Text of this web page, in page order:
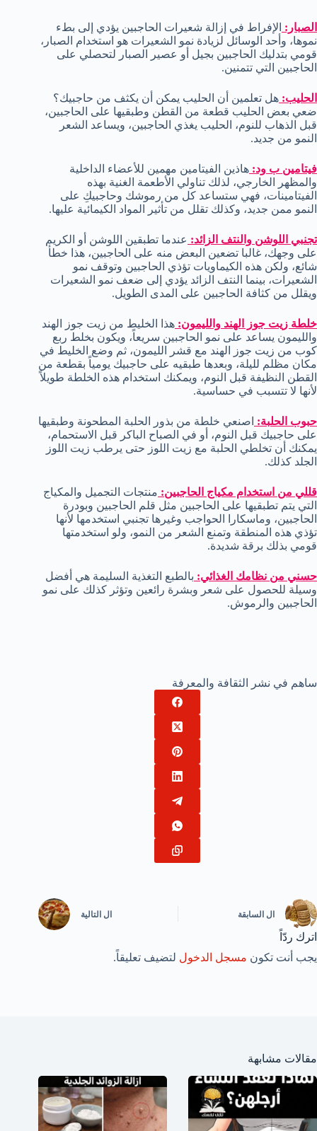
الصبار: الإفراط في إزالة شعيرات الحاجبين يؤدي إلى بطء
نموها، وأحد الوسائل لزيادة نمو الشعيرات هو استخدام الصبار،
قومي بتدليك الحاجبين بجيل أو عصير الصبار لتحصلي على
الحاجبين التي تتمنين.
الحليب: هل تعلمين أن الحليب يمكن أن يكثف من حاجبيك؟
ضعي بعض الحليب قطعة من القطن وطبقيها على الحاجبين،
قبل الذهاب للنوم، الحليب يغذي الحاجبين، ويساعد الشعر
النمو من جديد.
فيتامين ب ود: هاذين الفيتامين مهمين للأعضاء الداخلية
والمظهر الخارجي، لذلك تناولي الأطعمة الغنية بهذه
الفيتامينات، فهي ستساعد كل من رموشك وحاجبيكِ على
النمو ممن جديد، وكذلك تقلل من تأثير المواد الكيمائية عليها.
تجنبي اللوشن والنتف الزائد: عندما تطبقين اللوشن أو الكريم
على وجهك، غالبا تضعين البعض منه على الحاجبين، هذا خطأ
شائع، ولكن هذه الكيماويات تؤذي الحاجبين وتوقف نمو
الشعيرات، بينما النتف الزائد يؤدي إلى ضعف نمو الشعيرات
ويقلل من كثافة الحاجبين على المدى الطويل.
خلطة زيت جوز الهند والليمون: هذا الخليط من زيت جوز الهند
والليمون يساعد على نمو الحاجبين سريعاً، ويكون بخلط ربع
كوب من زيت جوز الهند مع قشر الليمون، ثم وضع الخليط في
مكان مظلم لليلة، وبعدها طبقيه على حاجبيك يومياً بقطعة من
القطن النظيفة قبل النوم، ويمكنك استخدام هذه الخلطة طويلاً
لأنها لا تتسبب في حساسية.
حبوب الحلبة: اصنعي خلطة من بذور الحلبة المطحونة وطبقيها
على حاجبيك قبل النوم، أو في الصباح الباكر قبل الاستحمام،
يمكنك أن تخلطي الحلبة مع زيت اللوز حتى يرطب زيت اللوز
الجلد كذلك.
قللي من استخدام مكياج الحاجبين: منتجات التجميل والمكياج
التي يتم تطبقيها على الحاجبين مثل قلم الحاجبين وبودرة
الحاجبين، وماسكارا الحواجب وغيرها تجنبي استخدمها لأنها
تؤذي هذه المنطقة وتمنع الشعر من النمو، ولو استخدمتها
قومي بذلك برقة شديدة.
حسني من نظامك الغذائي: بالطبع التغذية السليمة هي أفضل
وسيلة للحصول على شعر وبشرة رائعين وتؤثر كذلك على نمو
الحاجبين والرموش.
ساهم في نشر الثقافة والمعرفة
ال السابقة ال التالية
اترك ردّاً
يجب أنت تكون مسجل الدخول لتضيف تعليقاً.
مقالات مشابهة